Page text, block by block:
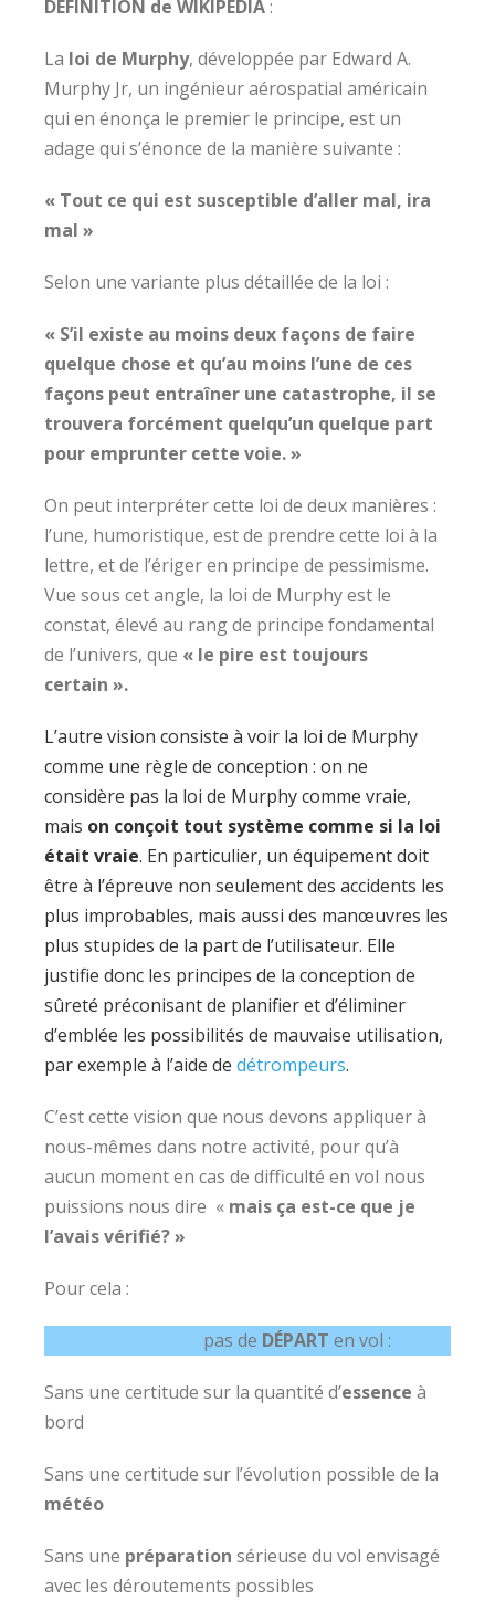
DÉFINITION de WIKIPEDIA:
La loi de Murphy, développée par Edward A.
Murphy Jr, un ingénieur aérospatial américain
qui en énonça le premier le principe, est un
adage qui s’énonce de la manière suivante :
« Tout ce qui est susceptible d’aller mal, ira
mal »
Selon une variante plus détaillée de la loi :
« S’il existe au moins deux façons de faire
quelque chose et qu’au moins l’une de ces
façons peut entraîner une catastrophe, il se
trouvera forcément quelqu’un quelque part
pour emprunter cette voie. »
On peut interpréter cette loi de deux manières :
l’une, humoristique, est de prendre cette loi à la
lettre, et de l’ériger en principe de pessimisme.
Vue sous cet angle, la loi de Murphy est le
constat, élevé au rang de principe fondamental
de l’univers, que « le pire est toujours
certain ».
L’autre vision consiste à voir la loi de Murphy
comme une règle de conception : on ne
considère pas la loi de Murphy comme vraie,
mais on conçoit tout système comme si la loi
était vraie. En particulier, un équipement doit
être à l’épreuve non seulement des accidents les
plus improbables, mais aussi des manœuvres les
plus stupides de la part de l’utilisateur. Elle
justifie donc les principes de la conception de
sûreté préconisant de planifier et d’éliminer
d’emblée les possibilités de mauvaise utilisation,
par exemple à l’aide de détrompeurs.
C’est cette vision que nous devons appliquer à
nous-mêmes dans notre activité, pour qu’à
aucun moment en cas de difficulté en vol nous
puissions nous dire « mais ça est-ce que je
l’avais vérifié? »
Pour cela :
pas de DÉPART en vol :
Sans une certitude sur la quantité d’essence à
bord
Sans une certitude sur l’évolution possible de la
météo
Sans une préparation sérieuse du vol envisagé
avec les déroutements possibles